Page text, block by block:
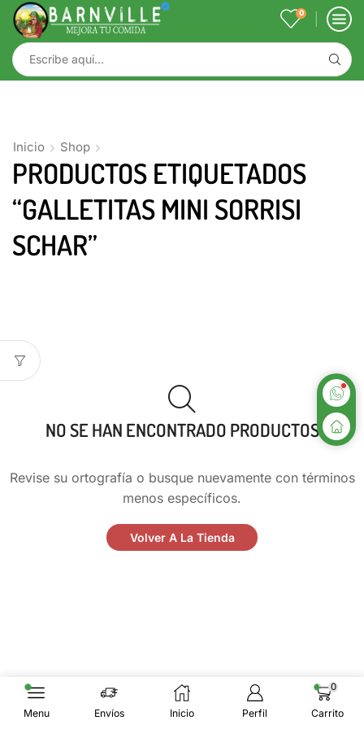
0
Inicio Shop
PRODUCTOS ETIQUETADOS
“GALLETITAS MINI SORRISI
SCHAR”
NO SE HAN ENCONTRADO PRODUCTOS
Revise su ortografía o busque nuevamente con términos
menos específicos.
Volver A La Tienda
Menu Envíos Inicio Perfil
0
Carrito